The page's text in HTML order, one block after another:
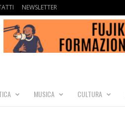
NEWSLETTER
MUSICA CULTURA